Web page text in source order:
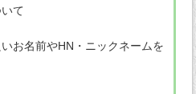
て
お名前やHN・ニックネームを